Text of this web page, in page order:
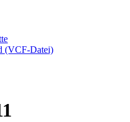
(VCF-Datei)